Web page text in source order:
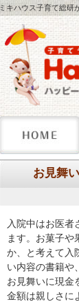
ミキハウス子育て総
お見舞
入院中はお医
ます。お菓子
か、と考えて入
い内容の書籍や
お見舞いに現金
金額は親しさに